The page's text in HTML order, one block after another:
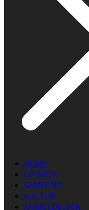
HOME
OPINION
SAMFUND
KULTUR
ANMELDELSER